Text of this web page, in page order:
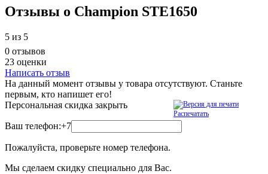
Отзывы о Champion STE1650
5 из 5
0 отзывов
23 оценки
Написать отзыв
На данный момент отзывы у товара отсутствуют. Станьте
первым, кто напишет его!
Распечатать
Персональная скидка закрыть
Ваш телефон:+7
Пожалуйста, проверьте номер телефона.
Мы сделаем скидку специально для Вас.